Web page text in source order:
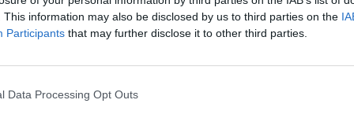
This information may also be disclosed by us to third parties on the
Participants that may further disclose it to other third parties.
Data Processing Opt Outs
sentido Viseu-Coimbra entre as 10:00 e as
“entre as 21:00 do dia 13 e as 12:00 do dia
devidamente sinalizado”, explicou.